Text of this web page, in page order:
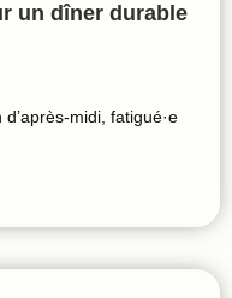
un dîner durable
midi, fatigué·e